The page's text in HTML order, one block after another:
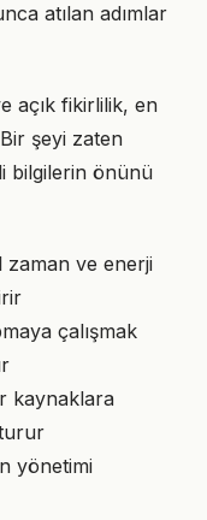
atılan adımlar
açık fikirlilik, en
şeyi zaten
bilgilerin önünü
ve enerji
çalışmak
kaynaklara
yönetimi